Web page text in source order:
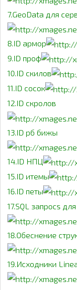
7.GeoData для
8.ID армор
9.ID проф
10.ID скилов
11.ID сосок
12.ID скролов
13.ID рб бижы
14.ID НПЦ
15.ID итемы
16.ID петы
17.SQL запросs
18.Обеснение
19.Исходники